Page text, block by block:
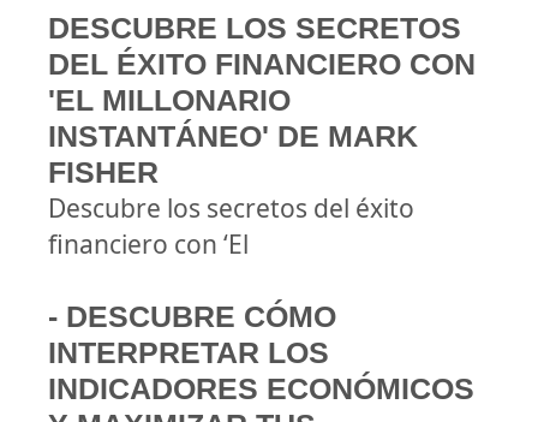
DESCUBRE LOS SECRETOS
DEL ÉXITO FINANCIERO CON
'EL MILLONARIO
INSTANTÁNEO' DE MARK
FISHER
Descubre los secretos del éxito
financiero con ‘El
- DESCUBRE CÓMO
INTERPRETAR LOS
INDICADORES ECONÓMICOS